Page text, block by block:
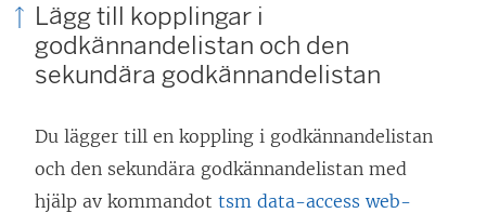
Lägg till kopplingar i
godkännandelistan och den
sekundära godkännandelistan
Du lägger till en koppling i godkännandelistan
och den sekundära godkännandelistan med
hjälp av kommandot tsm data-access web-